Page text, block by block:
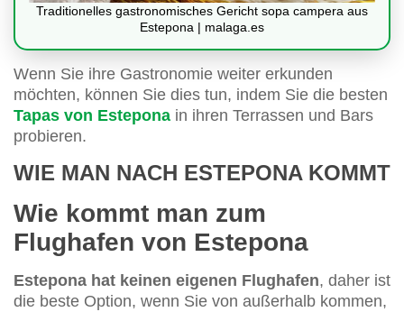
Traditionelles gastronomisches Gericht sopa campera aus
Estepona | malaga.es
Wenn Sie ihre Gastronomie weiter erkunden
möchten, können Sie dies tun, indem Sie die besten
Tapas von Estepona in ihren Terrassen und Bars
probieren.
WIE MAN NACH ESTEPONA KOMMT
Wie kommt man zum
Flughafen von Estepona
Estepona hat keinen eigenen Flughafen, daher ist
die beste Option, wenn Sie von außerhalb kommen,